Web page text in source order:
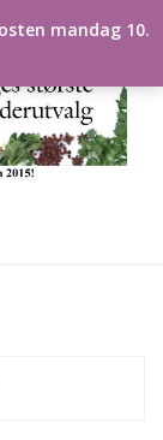
mandag 10.